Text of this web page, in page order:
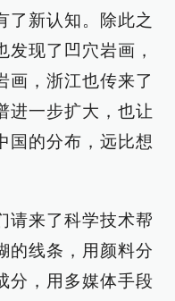
了新认知。除此之
现了凹穴岩画，
画，浙江也传来了
进一步扩大，也让
国的分布，远比想
请来了科学技术帮
的线条，用颜料分
分，用多媒体手段